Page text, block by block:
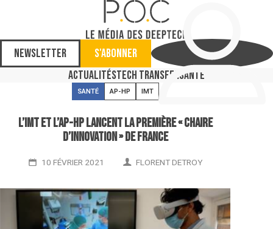
Newsletter
S'abonner
ActualitésTech TransferSanté
SANTÉ AP-HP IMT
L’IMT et l’AP-HP lancent la première « chaire
d’innovation » de France
10 FÉVRIER 2021 FLORENT DETROY